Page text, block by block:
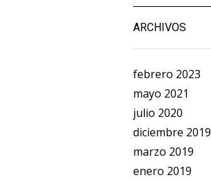
ARCHIVOS
febrero 2023
mayo 2021
julio 2020
diciembre 2019
marzo 2019
enero 2019